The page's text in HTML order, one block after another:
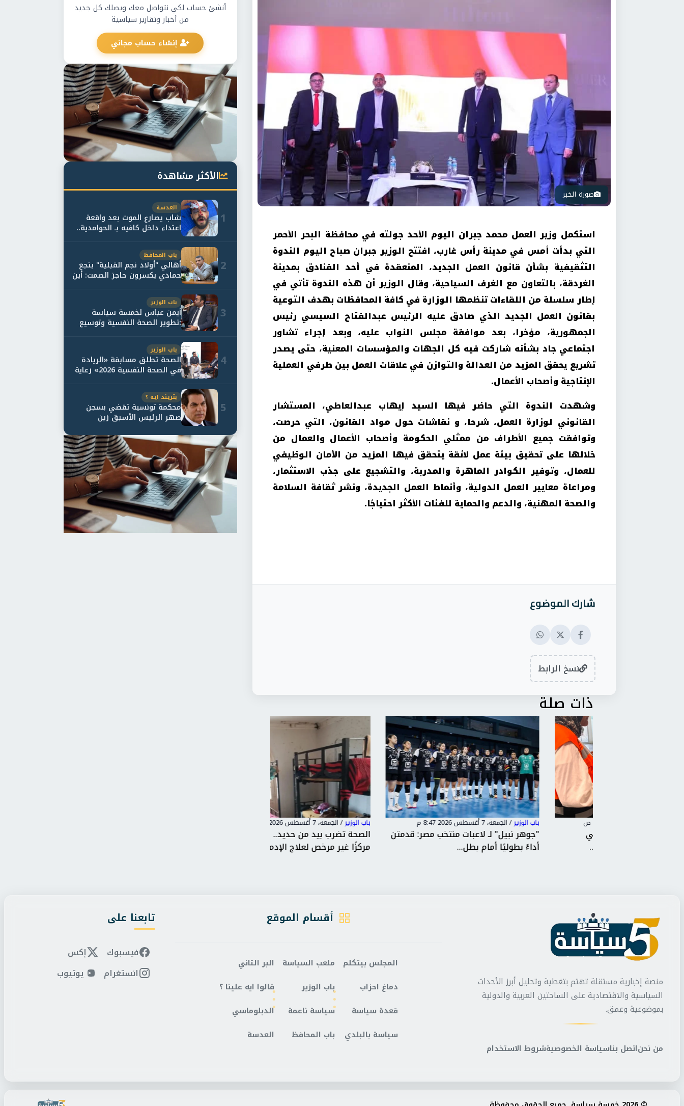
صورة الخبر
استكمل وزير العمل محمد جبران اليوم الأحد جولته في محافظة البحر الأحمر
التي بدأت أمس في مدينة رأس غارب، افتتح الوزير جبران صباح اليوم الندوة
التثقيفية بشأن قانون العمل الجديد، المنعقدة في أحد الفنادق بمدينة
الغردقة، بالتعاون مع الغرف السياحية، وقال الوزير أن هذه الندوة تأتي في
إطار سلسلة من اللقاءات تنظمها الوزارة في كافة المحافظات بهدف التوعية
بقانون العمل الجديد الذي صادق عليه الرئيس عبدالفتاح السيسي رئيس
الجمهورية، مؤخرا، بعد موافقة مجلس النواب عليه، وبعد إجراء تشاور
اجتماعي جاد بشأنه شاركت فيه كل الجهات والمؤسسات المعنية، حتى يصدر
تشريع يحقق المزيد من العدالة والتوازن في علاقات العمل بين طرفي العملية
الإنتاجية وأصحاب الأعمال.
وشهدت الندوة التي حاضر فيها السيد إيهاب عبدالعاطي، المستشار
القانوني لوزارة العمل، شرحا، و نقاشات حول مواد القانون، التي حرصت،
وتوافقت جميع الأطراف من ممثلي الحكومة وأصحاب الأعمال والعمال من
خلالها على تحقيق بيئة عمل لائقة يتحقق فيها المزيد من الأمان الوظيفي
للعمال، وتوفير الكوادر الماهرة والمدربة، والتشجيع على جذب الاستثمار،
ومراعاة معايير العمل الدولية، وأنماط العمل الجديدة، ونشر ثقافة السلامة
والصحة المهنية، والدعم والحماية للفئات الأكثر احتياجًا.
شارك الموضوع
نسخ الرابط
ذات صلة
باب الوزير الجمعة، 7 أغسطس 2026 8:47 م
"جوهر نبيل" لـ لاعبات منتخب مصر: قدمتن
أداءً بطوليًا أمام بطل...
باب الوزير الجمعة، 7 أغسطس 2026 7:48 م
الصحة تضرب بيد من حديد.. إغلاق 19
مركزًا غير مرخص لعلاج الإدم...
أنشئ حساب لكي نتواصل معك ويصلك كل جديد
من أخبار وتقارير سياسية
إنشاء حساب مجاني
الأكثر مشاهدة
1
العدسة
شاب يصارع الموت بعد واقعة
اعتداء داخل كافيه بـ الحوامدية..
وأسرته...
2
باب المحافظ
أهالي "أولاد نجم القبلية" بنجع
حمادي يكسرون حاجز الصمت: أين
حقيقة...
3
باب الوزير
أيمن عباس لخمسة سياسة
:تطوير الصحة النفسية وتوسيع
خدمات العلاج و...
4
باب الوزير
الصحة تطلق مسابقة «الريادة
في الصحة النفسية 2026» رعاية
نفسية اف...
5
بتريند ايه ؟
محكمة تونسية تقضي بسجن
صهر الرئيس الأسبق زين
العابدين بن علي لمدة...
منصة إخبارية مستقلة تهتم بتغطية وتحليل أبرز الأحداث
السياسية والاقتصادية على الساحتين العربية والدولية
بموضوعية وعمق.
من نحناتصل بناسياسة الخصوصيةشروط الاستخدام
أقسام الموقع
المجلس بيتكلم
دماغ احزاب
قعدة سياسة
سياسة بالبلدي
ملعب السياسة
باب الوزير
سياسة ناعمة
باب المحافظ
البر التاني
قالوا ايه علينا ؟
الدبلوماسي
العدسة
تابعنا على
فيسبوك
إكس
انستغرام
يوتيوب